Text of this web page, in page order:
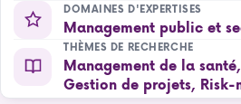
DOMAINES D'EXPERTISES
Management public et
THÈMES DE RECHERCHE
Management de la
Gestion de projets, Risk-